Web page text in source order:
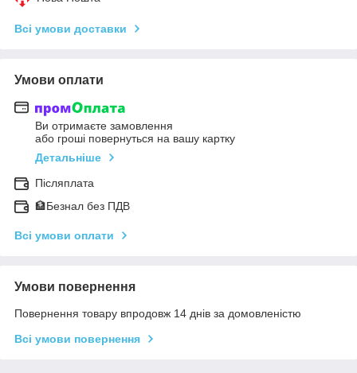
Всі умови доставки
Умови оплати
Ви отримаєте замовлення
або гроші повернуться на вашу картку
Детальніше
Післяплата
🏦Безнал без ПДВ
Всі умови оплати
Умови повернення
Повернення товару впродовж 14 днів за домовленістю
Всі умови повернення